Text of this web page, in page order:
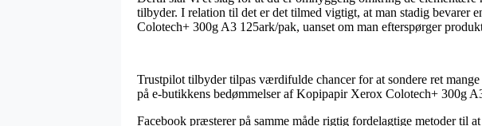
tilbyder. I relation til det er det tilmed vigtigt, at man stadig
Colotech+ 300g A3 125ark/pak, uanset om man efterspørger
Trustpilot tilbyder tilpas værdifulde chancer for at sondere ret
på e-butikkens bedømmelser af Kopipapir Xerox Colotech+ 300g
Facebook præsterer på samme måde rigtig fordelagtige metoder til